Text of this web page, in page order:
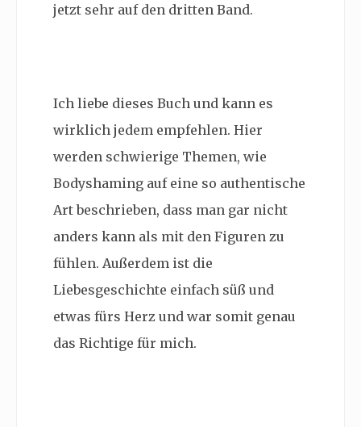
jetzt sehr auf den dritten Band.
Ich liebe dieses Buch und kann es
wirklich jedem empfehlen. Hier
werden schwierige Themen, wie
Bodyshaming auf eine so authentische
Art beschrieben, dass man gar nicht
anders kann als mit den Figuren zu
fühlen. Außerdem ist die
Liebesgeschichte einfach süß und
etwas fürs Herz und war somit genau
das Richtige für mich.